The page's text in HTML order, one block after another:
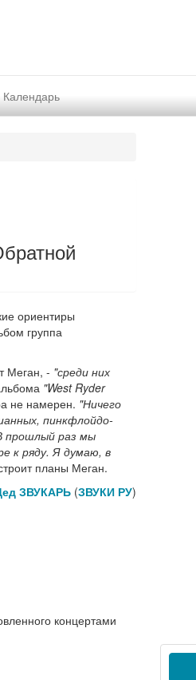
Календарь
ориентиры
группа
Меган, - "среди них
"West Ryder
не намерен. "Ничего
пинкфлойдо-
прошлый раз мы
к ряду. Я думаю, в
планы Меган.
ЗВУКАРЬ(ЗВУКИ РУ)
концертами